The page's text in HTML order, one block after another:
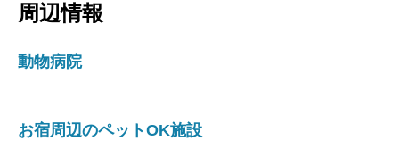
周辺情報
動物病院
お宿周辺のペットOK施設